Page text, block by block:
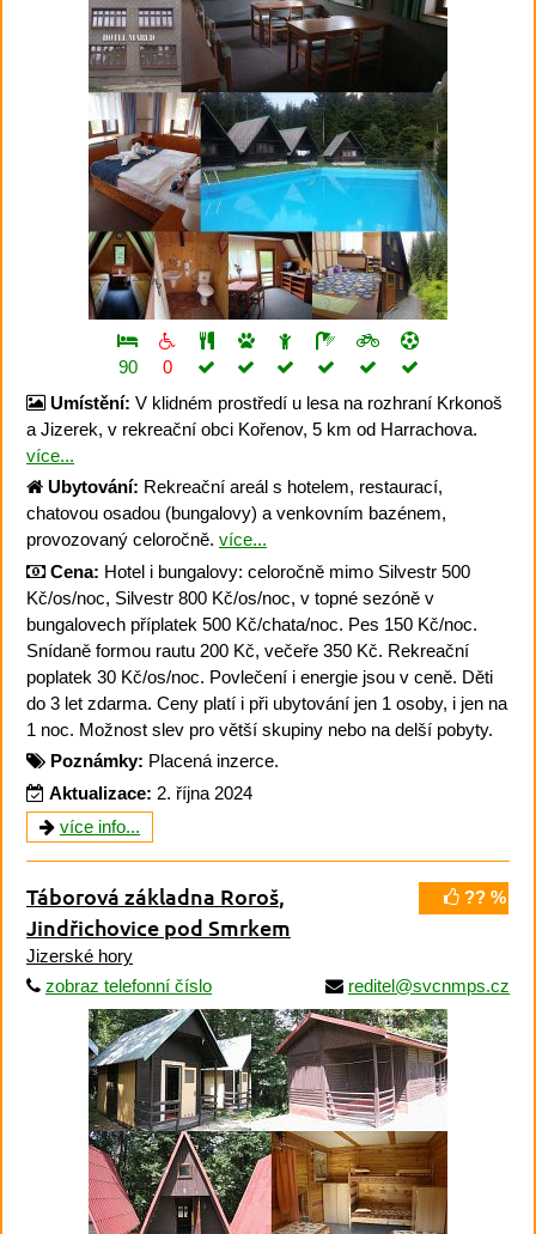
90
0
Umístění: V klidném prostředí u lesa na rozhraní Krkonoš
a Jizerek, v rekreační obci Kořenov, 5 km od Harrachova.
více...
Ubytování: Rekreační areál s hotelem, restaurací,
chatovou osadou (bungalovy) a venkovním bazénem,
provozovaný celoročně. více...
Cena: Hotel i bungalovy: celoročně mimo Silvestr 500
Kč/os/noc, Silvestr 800 Kč/os/noc, v topné sezóně v
bungalovech příplatek 500 Kč/chata/noc. Pes 150 Kč/noc.
Snídaně formou rautu 200 Kč, večeře 350 Kč. Rekreační
poplatek 30 Kč/os/noc. Povlečení i energie jsou v ceně. Děti
do 3 let zdarma. Ceny platí i při ubytování jen 1 osoby, i jen na
1 noc. Možnost slev pro větší skupiny nebo na delší pobyty.
Poznámky: Placená inzerce.
Aktualizace: 2. října 2024
více info...
?? %
Táborová základna Roroš,
Jindřichovice pod Smrkem
Jizerské hory
zobraz telefonní číslo
reditel@svcnmps.cz